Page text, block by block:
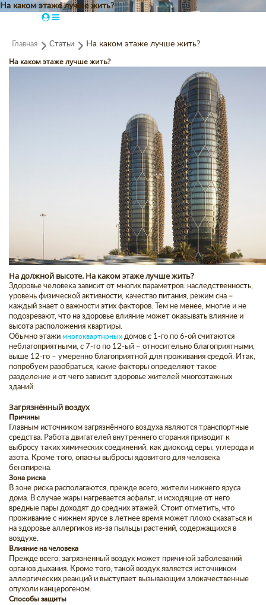
На каком этаже лучше жить?
Главная Статьи На каком этаже лучше жить?
На каком этаже лучше жить?
На должной высоте. На каком этаже лучше жить?
Здоровье человека зависит от многих параметров: наследственность,
уровень физической активности, качество питания, режим сна –
каждый знает о важности этих факторов. Тем не менее, многие и не
подозревают, что на здоровье влияние может оказывать влияние и
высота расположения квартиры.
Обычно этажи многоквартирных домов с 1-го по 6-ой считаются
неблагоприятными, с 7-го по 12-ый – относительно благоприятными,
выше 12-го – умеренно благоприятной для проживания средой. Итак,
попробуем разобраться, какие факторы определяют такое
разделение и от чего зависит здоровье жителей многоэтажных
зданий.
Загрязнённый воздух
Причины
Главным источником загрязнённого воздуха являются транспортные
средства. Работа двигателей внутреннего сгорания приводит к
выбросу таких химических соединений, как диоксид серы, углерода и
азота. Кроме того, опасны выбросы ядовитого для человека
бензпирена.
Зона риска
В зоне риска располагаются, прежде всего, жители нижнего яруса
дома. В случае жары нагревается асфальт, и исходящие от него
вредные пары доходят до средних этажей. Стоит отметить, что
проживание с нижнем ярусе в летнее время может плохо сказаться и
на здоровье аллергиков из-за пыльцы растений, содержащихся в
воздухе.
Влияние на человека
Прежде всего, загрязнённый воздух может причиной заболеваний
органов дыхания. Кроме того, такой воздух является источником
аллергических реакций и выступает вызывающим злокачественные
опухоли канцерогеном.
Способы защиты